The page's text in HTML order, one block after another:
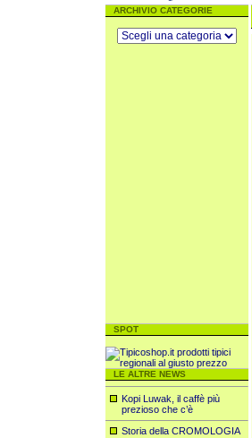
ARCHIVIO CATEGORIE
SPOT
LE ALTRE NEWS
Kopi Luwak, il caffè più
prezioso che c’è
Storia della CROMOLOGIA